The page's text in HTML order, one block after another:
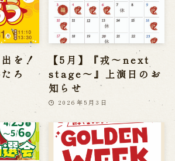
ずのくに
お
門橋記念館
を！
ろ
【5月】『戎～next
stage～』上演日のお
知らせ
2026年5月3日